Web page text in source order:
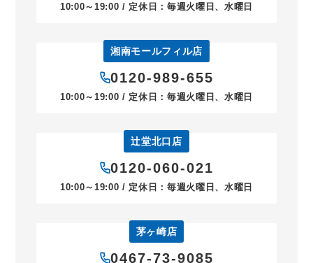
10:00～19:00 / 定休日：毎週火曜日、水曜日
湘南モールフィル店
0120-989-655
10:00～19:00 / 定休日：毎週火曜日、水曜日
辻堂北口店
0120-060-021
10:00～19:00 / 定休日：毎週火曜日、水曜日
茅ヶ崎店
0467-73-9085